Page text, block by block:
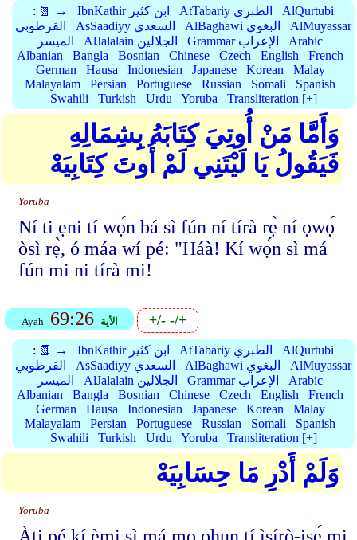
: 📗 → IbnKathir ابن كثير AtTabariy الطبري
AlQurtubi
القرطوبي
AsSaadiyy السعدي AlBaghawi البغوي
AlMuyassar
الميسر
AlJalalain الجلالين Grammar الإعراب
Arabic
Albanian
Bangla Bosnian Chinese Czech English
French
German
Hausa Indonesian Japanese Korean
Malay
Malayalam
Persian Portuguese Russian Somali
Spanish
Swahili
Turkish Urdu Yoruba Transliteration [+]
وَأَمَّا مَنْ أُوتِيَ كِتَابَهُ بِشِمَالِهِ
فَيَقُولُ يَا لَيْتَنِي لَمْ أُوتَ كِتَابِيَهْ
Yoruba
Ní ti ẹni tí wọ́n bá sì fún ní tírà rẹ̀ ní ọwọ́
òsì rẹ̀, ó máa wí pé: "Háà! Kí wọ́n sì má
fún mi ni tírà mi!
Ayah 69:26 الأية +/--/+
: 📗 → IbnKathir ابن كثير AtTabariy الطبري
AlQurtubi
القرطوبي
AsSaadiyy السعدي AlBaghawi البغوي
AlMuyassar
الميسر
AlJalalain الجلالين Grammar الإعراب
Arabic
Albanian
Bangla Bosnian Chinese Czech English
French
German
Hausa Indonesian Japanese Korean
Malay
Malayalam
Persian Portuguese Russian Somali
Spanish
Swahili
Turkish Urdu Yoruba Transliteration [+]
وَلَمْ أَدْرِ مَا حِسَابِيَهْ
Yoruba